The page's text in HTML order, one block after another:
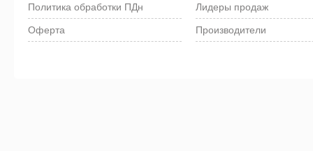
Политика обработки ПДн
Оферта
Лидеры продаж
Производители